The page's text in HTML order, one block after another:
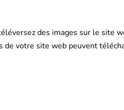
des images sur le site
de votre site web peuvent